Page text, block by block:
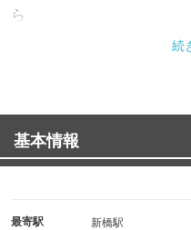
ら
メインをお選びいただけ
◇鉄板焼き
毎日築地で仕入れる「車海
鮮魚介をご堪能いただけま
季節の味わいをお楽しみい
続
基本情報
最寄駅 新橋駅